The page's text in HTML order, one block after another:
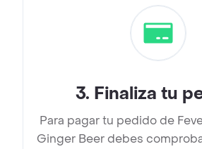
3. Finaliza tu
Para pagar tu pedido de
Ginger Beer debes